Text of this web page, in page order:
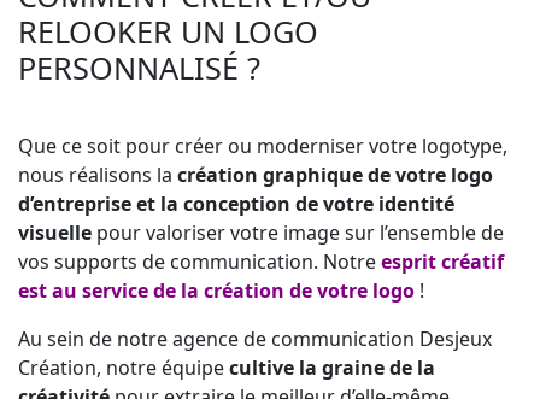
RELOOKER UN LOGO
PERSONNALISÉ ?
Que ce soit pour créer ou moderniser votre logotype,
nous réalisons la création graphique de votre logo
d’entreprise et la conception de votre identité
visuelle pour valoriser votre image sur l’ensemble de
vos supports de communication. Notreesprit créatif
est au service de la création de votre logo !
Au sein de notre agence de communication Desjeux
Création, notre équipecultive la graine de la